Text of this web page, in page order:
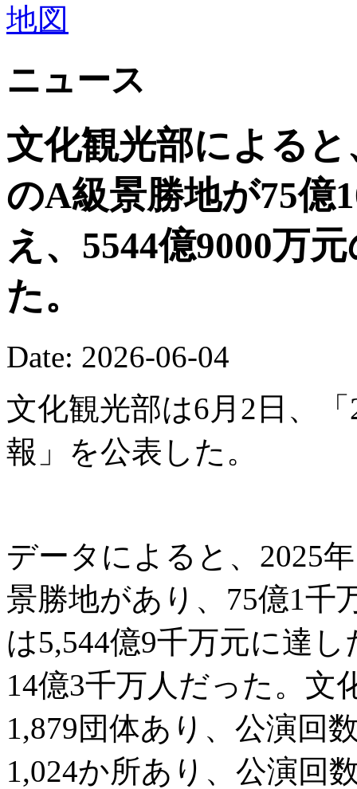
ニュース
文化観光部によると
のA級景勝地が75億
え、5544億9000万
た。
Date: 2026-06-04
文化観光部は6月2日、
報」を公表した。
データによると、2025
景勝地があり、75億1千
は5,544億9千万元に達
14億3千万人だった。文
1,879団体あり、公演回
1,024か所あり、公演回